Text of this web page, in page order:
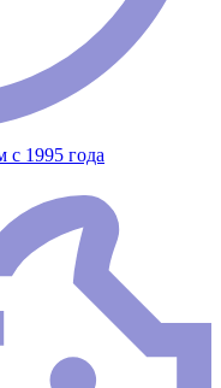
с 1995 года